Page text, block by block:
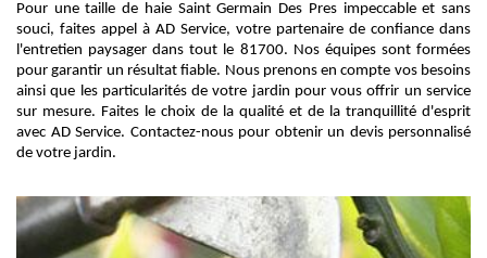
Pour une taille de haie Saint Germain Des Pres impeccable et sans
souci, faites appel à AD Service, votre partenaire de confiance dans
l'entretien paysager dans tout le 81700. Nos équipes sont formées
pour garantir un résultat fiable. Nous prenons en compte vos besoins
ainsi que les particularités de votre jardin pour vous offrir un service
sur mesure. Faites le choix de la qualité et de la tranquillité d'esprit
avec AD Service. Contactez-nous pour obtenir un devis personnalisé
de votre jardin.